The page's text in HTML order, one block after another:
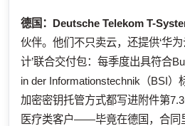
德国： Deutsche Telekom T-
伙伴。他们不只卖云，还提供‘华
计’联合交付包：每季度出具符合
in der Informationstechnik（BSI）
加密密钥托管方式都写进附件第
医疗类客户——毕竟在德国，合同